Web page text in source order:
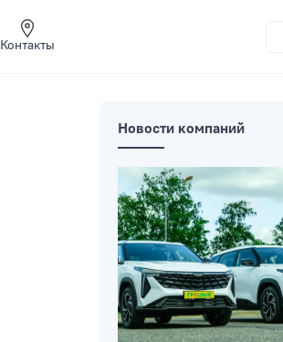
Контакты
Новости компаний